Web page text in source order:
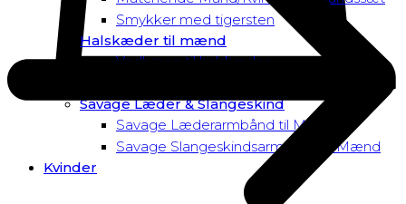
Smykker med tigersten
Halskæder til mænd
Vedhæng til halskæder
Savage Læder & Slangeskind
Savage Læderarmbånd til Mænd
Savage Slangeskindsarmbånd til Mænd
Kvinder